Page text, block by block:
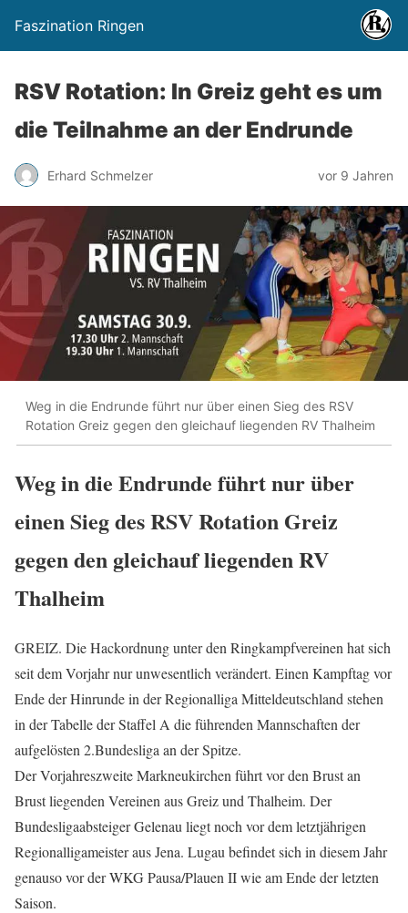
Faszination Ringen
RSV Rotation: In Greiz geht es um
die Teilnahme an der Endrunde
Erhard Schmelzer vor 9 Jahren
Weg in die Endrunde führt nur über einen Sieg des RSV
Rotation Greiz gegen den gleichauf liegenden RV Thalheim
Weg in die Endrunde führt nur über
einen Sieg des RSV Rotation Greiz
gegen den gleichauf liegenden RV
Thalheim
GREIZ. Die Hackordnung unter den Ringkampfvereinen hat sich
seit dem Vorjahr nur unwesentlich verändert. Einen Kampftag vor
Ende der Hinrunde in der Regionalliga Mitteldeutschland stehen
in der Tabelle der Staffel A die führenden Mannschaften der
aufgelösten 2.Bundesliga an der Spitze.
Der Vorjahreszweite Markneukirchen führt vor den Brust an
Brust liegenden Vereinen aus Greiz und Thalheim. Der
Bundesligaabsteiger Gelenau liegt noch vor dem letztjährigen
Regionalligameister aus Jena. Lugau befindet sich in diesem Jahr
genauso vor der WKG Pausa/Plauen II wie am Ende der letzten
Saison.